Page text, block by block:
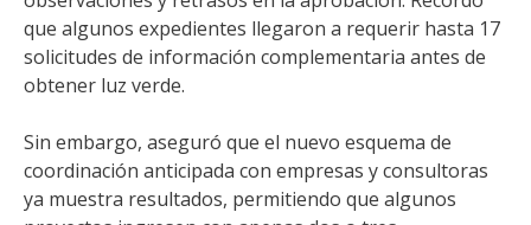
que algunos expedientes llegaron a requerir hasta 17
solicitudes de información complementaria antes de
obtener luz verde.
Sin embargo, aseguró que el nuevo esquema de
coordinación anticipada con empresas y consultoras
ya muestra resultados, permitiendo que algunos